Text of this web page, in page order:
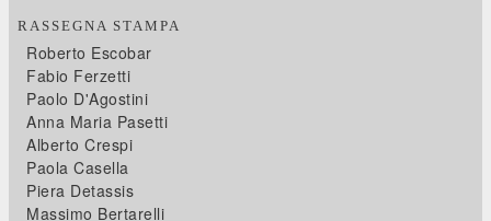
RASSEGNA STAMPA
Roberto Escobar
Fabio Ferzetti
Paolo D'Agostini
Anna Maria Pasetti
Alberto Crespi
Paola Casella
Piera Detassis
Massimo Bertarelli